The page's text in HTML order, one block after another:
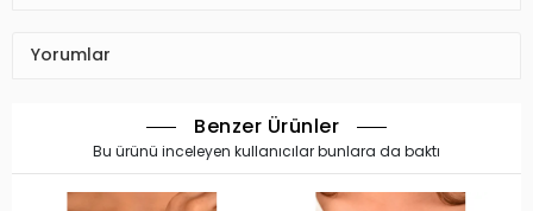
Yorumlar
Benzer Ürünler
Bu ürünü inceleyen kullanıcılar bunlara da baktı